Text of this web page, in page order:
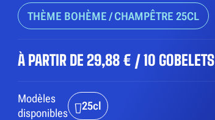
THÈME BOHÈME / CHAMPÊTRE 25CL
À PARTIR DE 29,88 € / 10 GOBELETS
Modèles
disponibles
25cl